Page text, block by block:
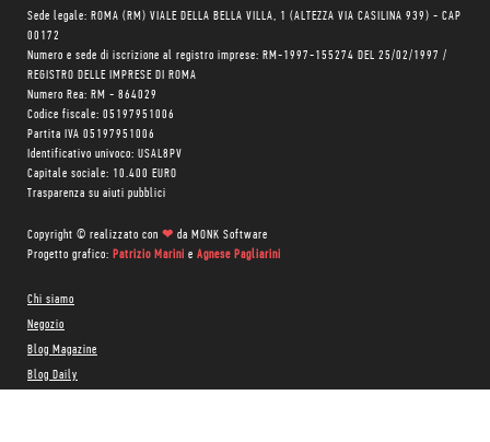
Sede legale: ROMA (RM) VIALE DELLA BELLA VILLA, 1 (ALTEZZA VIA CASILINA 939) - CAP
00172
Numero e sede di iscrizione al registro imprese: RM-1997-155274 DEL 25/02/1997 /
REGISTRO DELLE IMPRESE DI ROMA
Numero Rea: RM - 864029
Codice fiscale: 05197951006
Partita IVA 05197951006
Identificativo univoco: USAL8PV
Capitale sociale: 10.400 EURO
Trasparenza su aiuti pubblici
Copyright © realizzato con ❤ da MONK Software
Progetto grafico: Patrizio Marini e Agnese Pagliarini
Chi siamo
Negozio
Blog Magazine
Blog Daily